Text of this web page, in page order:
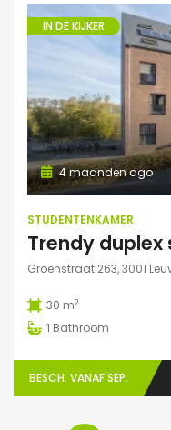
IN DE KIJKER
4 maanden ago
STUDENTENKAMER
Groenstraat 263, 3001
30 m2
1 Bathroom
BESCH. VANAF SEP.